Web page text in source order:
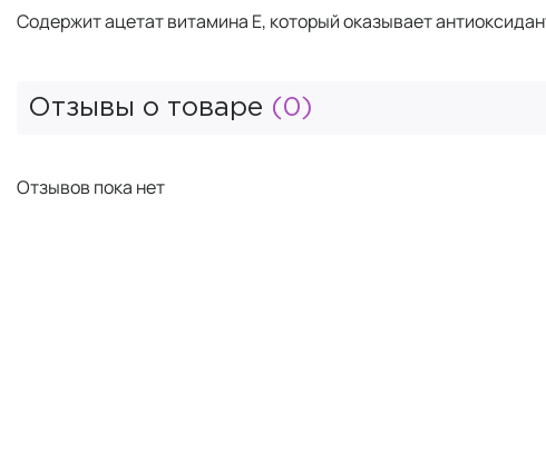
Содержит ацетат витамина Е, который оказывает
Отзывы о товаре (0)
Отзывов пока нет